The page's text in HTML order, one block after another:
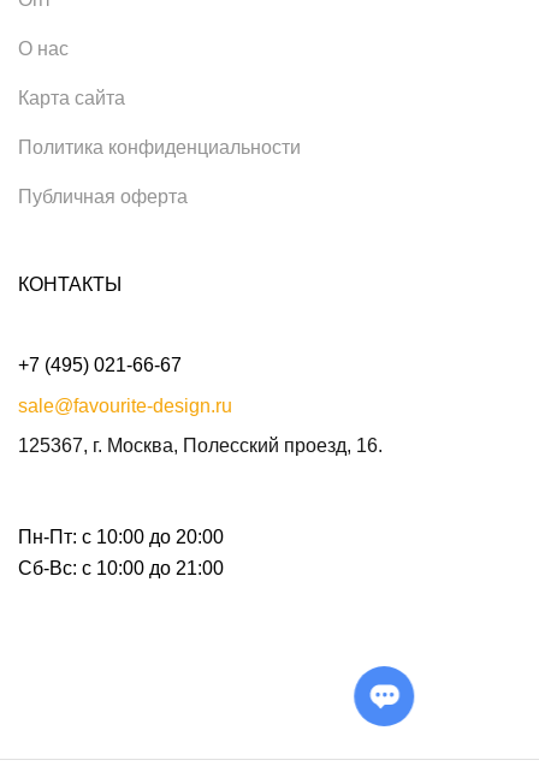
О нас
Карта сайта
Политика конфиденциальности
Публичная оферта
КОНТАКТЫ
+7 (495) 021-66-67
sale@favourite-design.ru
125367, г. Москва, Полесский проезд, 16.
Пн-Пт: с 10:00 до 20:00
Сб-Вс: с 10:00 до 21:00